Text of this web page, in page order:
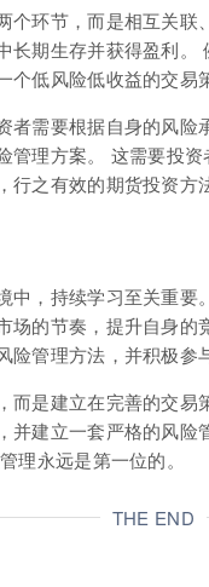
个环节，而是相互关
长期生存并获得盈利
低风险低收益的交易
者需要根据自身的风
管理方案。 这需要投
之有效的期货投资方法
中，持续学习至关重
场的节奏，提升自身
管理方法，并积极参
而是建立在完善的交
并建立一套严格的风
理永远是第一位的。
THE END